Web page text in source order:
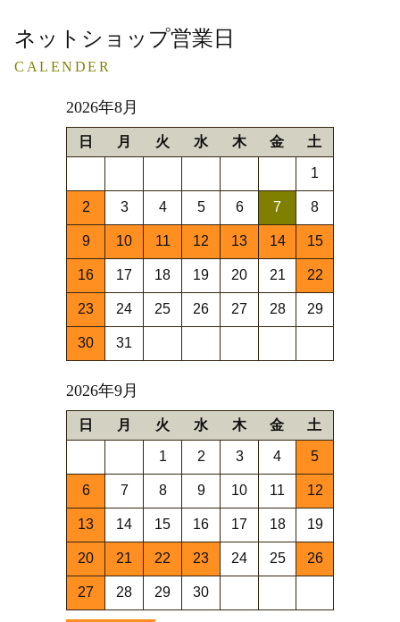
ネットショップ営業日
CALENDER
2026年8月
日 月 火 水 木 金 土
1
2 3 4 5 6 7 8
9 10 11 12 13 14 15
16 17 18 19 20 21 22
23 24 25 26 27 28 29
30 31
2026年9月
日 月 火 水 木 金 土
1 2 3 4 5
6 7 8 9 10 11 12
13 14 15 16 17 18 19
20 21 22 23 24 25 26
27 28 29 30